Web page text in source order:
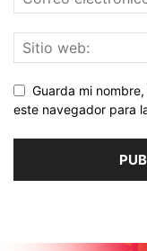
Guarda mi
este navegador para